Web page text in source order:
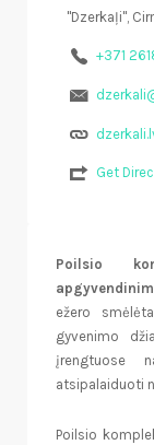
"Dzerkaļi",
+371
Get
Poilsio
ežero
gyvenimo
įrengtuose
atsipalaiduoti
Poilsio